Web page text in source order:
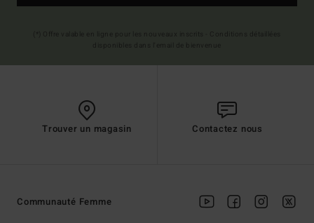
Trouver un magasin Contactez nous
Communauté Femme